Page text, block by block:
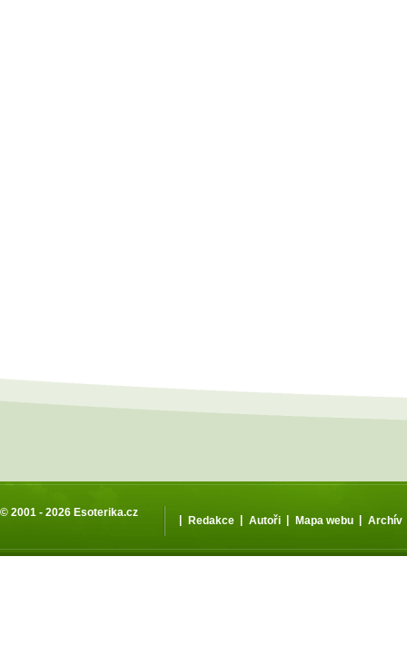
© 2001 - 2026 Esoterika.cz
| Redakce | Autoři | Mapa webu | Archív